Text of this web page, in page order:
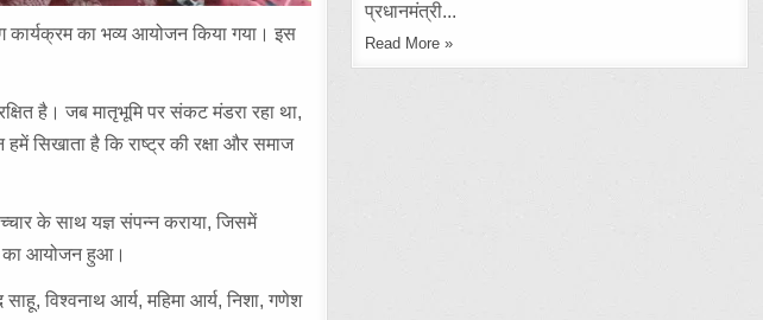
कार्यक्रम का भव्य आयोजन किया गया। इस
है। जब मातृभूमि पर संकट मंडरा रहा था,
सिखाता है कि राष्ट्र की रक्षा और समाज
के साथ यज्ञ संपन्न कराया, जिसमें
का आयोजन हुआ।
साहू, विश्वनाथ आर्य, महिमा आर्य, निशा, गणेश
प्रधानमंत्री...
Read More »